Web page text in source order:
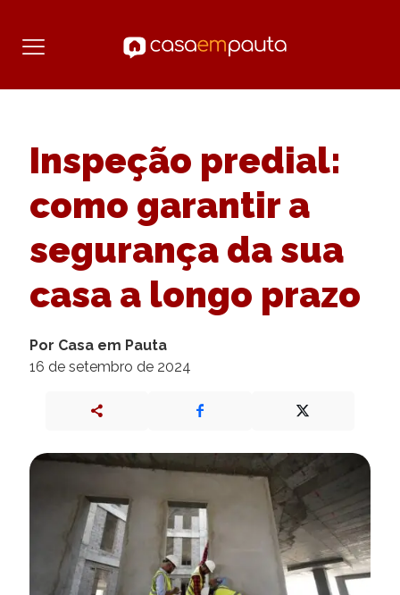
Inspeção predial:
como garantir a
segurança da sua
casa a longo prazo
Por Casa em Pauta
16 de setembro de 2024